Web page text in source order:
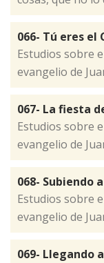
066- Tú eres el
​Estudios sobre
evangelio de
067- La fiesta
Estudios sobre
evangelio de
068- Subiendo
​Estudios sobre
evangelio de
069- Llegando